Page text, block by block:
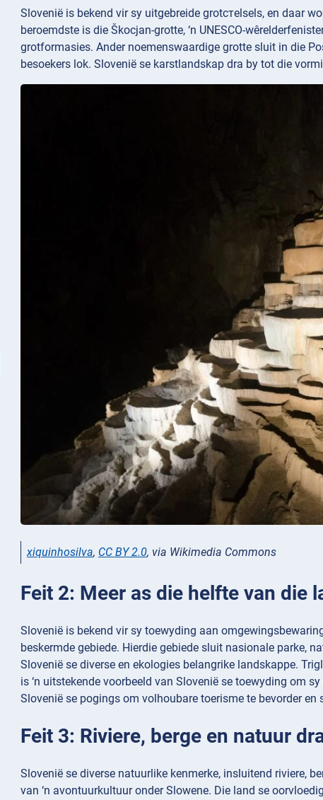
Slovenië is bekend vir sy uitgebreide grotстelsels, en daar
beroemdste is die Škocjan-grotte, ‘n UNESCO-
grotformasies. Ander noemenswaardige grotte sluit in die
besoekers lok. Slovenië se karstlandskap dra by tot die
xiquinhosilva, CC BY 2.0, via Wikimedia Commons
Feit 2: Meer as die helfte van die
Slovenië is bekend vir sy toewyding aan
beskermde gebiede. Hierdie gebiede sluit nasionale parke,
Slovenië se diverse en ekologies belangrike landskappe.
is ‘n uitstekende voorbeeld van Slovenië se toewyding om
Slovenië se pogings om volhoubare toerisme te bevorder en
Feit 3: Riviere, berge en natuur
Slovenië se diverse natuurlike kenmerke, insluitend riviere,
van ‘n avontuurkultuur onder Slowene. Die land se